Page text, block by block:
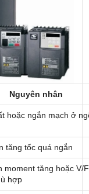
Nguyên nhân
hoặc ngắn mạch ở
tăng tốc quá ngắn
moment tăng hoặc V/F
hợp